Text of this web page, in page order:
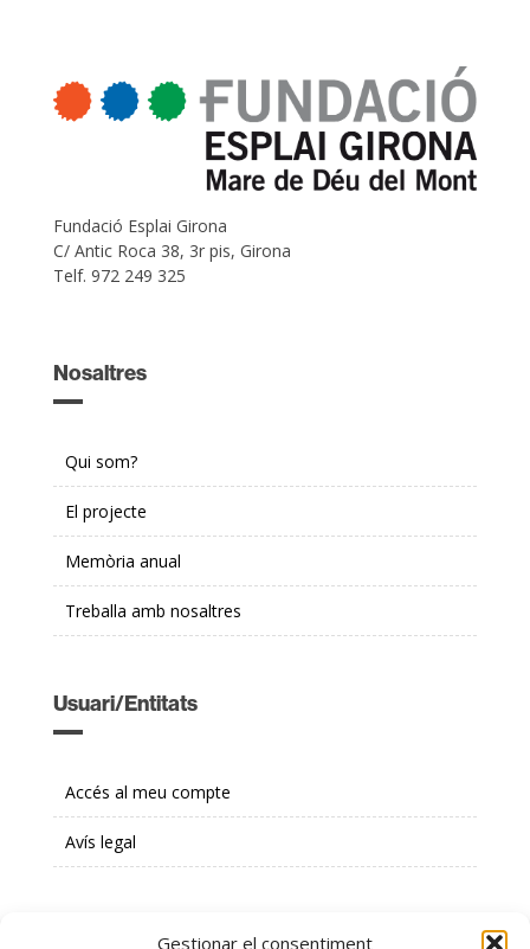
Gestionar el consentiment
Fundació Esplai Girona
C/ Antic Roca 38, 3r pis, Girona
Telf. 972 249 325
Nosaltres
Qui som?
El projecte
Memòria anual
Treballa amb nosaltres
Usuari/Entitats
Accés al meu compte
Avís legal
Contacte amb nosaltres